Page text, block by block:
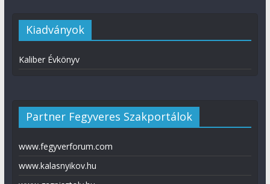
Kiadványok
Kaliber Évkönyv
Partner Fegyveres Szakportálok
www.fegyverforum.com
www.kalasnyikov.hu